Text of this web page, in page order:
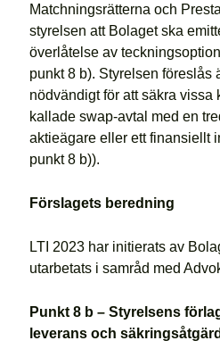
Matchningsrätterna och
styrelsen att Bolaget ska
överlåtelse av
punkt 8 b). Styrelsen föreslås
nödvändigt för att säkra vissa
kallade swap-avtal med en
aktieägare eller ett finansiellt
punkt 8 b)).
Förslagets beredning
LTI 2023 har initierats av
utarbetats i samråd med
Punkt 8 b – Styrelsens
leverans och